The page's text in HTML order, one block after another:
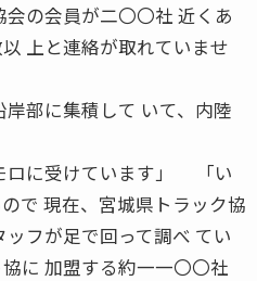
の会員が二〇〇社 近くあ
上と連絡が取れていませ
部に集積して いて、内陸
ロに受けています」 「い
で 現在、宮城県トラック協
フが足で回って調べ てい
に 加盟する約一一〇〇社